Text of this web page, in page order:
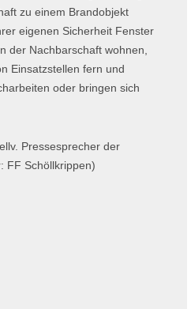
zu einem Brandobjekt
eigenen Sicherheit Fenster
der Nachbarschaft wohnen,
Einsatzstellen fern und
oder bringen sich
Pressesprecher der
FF Schöllkrippen)